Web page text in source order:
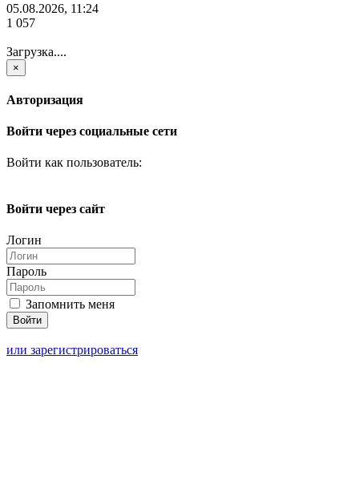
05.08.2026, 11:24
1 057
Загрузка....
×
Авторизация
Войти через социальные сети
Войти как пользователь:
Войти через сайт
Логин
Пароль
Запомнить меня
или зарегистрироваться